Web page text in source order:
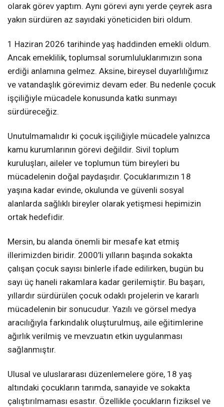
olarak görev yaptım. Aynı görevi aynı yerde çeyrek asra
yakın sürdüren az sayıdaki yöneticiden biri oldum.
1 Haziran 2026 tarihinde yaş haddinden emekli oldum.
Ancak emeklilik, toplumsal sorumluluklarımızın sona
erdiği anlamına gelmez. Aksine, bireysel duyarlılığımız
ve vatandaşlık görevimiz devam eder. Bu nedenle çocuk
işçiliğiyle mücadele konusunda katkı sunmayı
sürdüreceğiz.
Unutulmamalıdır ki çocuk işçiliğiyle mücadele yalnızca
kamu kurumlarının görevi değildir. Sivil toplum
kuruluşları, aileler ve toplumun tüm bireyleri bu
mücadelenin doğal paydaşıdır. Çocuklarımızın 18
yaşına kadar evinde, okulunda ve güvenli sosyal
alanlarda sağlıklı bireyler olarak yetişmesi hepimizin
ortak hedefidir.
Mersin, bu alanda önemli bir mesafe kat etmiş
illerimizden biridir. 2000’li yılların başında sokakta
çalışan çocuk sayısı binlerle ifade edilirken, bugün bu
sayı üç haneli rakamlara kadar gerilemiştir. Bu başarı,
yıllardır sürdürülen çocuk odaklı projelerin ve kararlı
mücadelenin bir sonucudur. Yazılı ve görsel medya
aracılığıyla farkındalık oluşturulmuş, aile eğitimlerine
ağırlık verilmiş ve mevzuatın etkin uygulanması
sağlanmıştır.
Ulusal ve uluslararası düzenlemelere göre, 18 yaş
altındaki çocukların tarımda, sanayide ve sokakta
çalıştırılmaması esastır. Özellikle çocukların fiziksel ve